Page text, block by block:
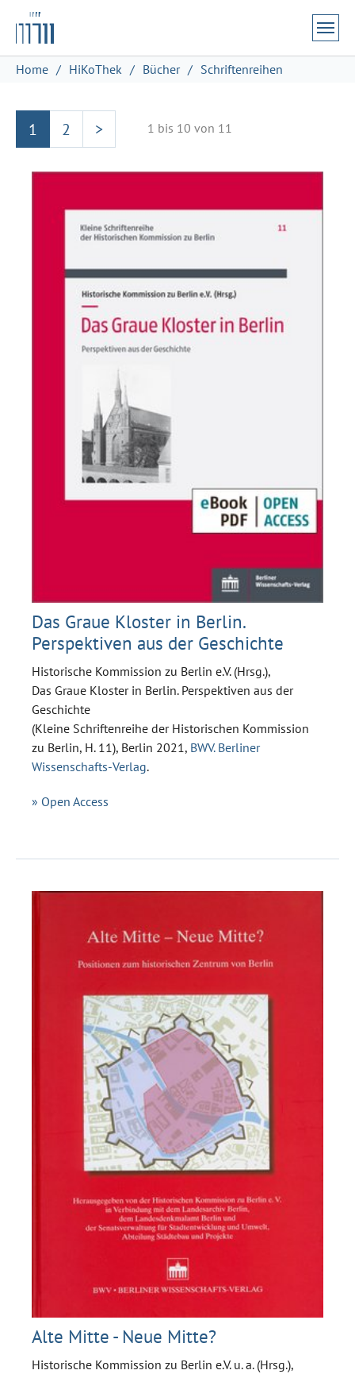
Zum Hauptinhalt springen
Skip to page footer
Sie sind hier:
Home HiKoThek Bücher Schriftenreihen
1 2 > 1 bis 10 von 11
Das Graue Kloster in Berlin.
Perspektiven aus der Geschichte
Historische Kommission zu Berlin e.V. (Hrsg.),
Das Graue Kloster in Berlin. Perspektiven aus der
Geschichte
(Kleine Schriftenreihe der Historischen Kommission
zu Berlin, H. 11), Berlin 2021, BWV. Berliner
Wissenschafts-Verlag.
» Open Access
Alte Mitte - Neue Mitte?
Historische Kommission zu Berlin e.V. u. a. (Hrsg.),